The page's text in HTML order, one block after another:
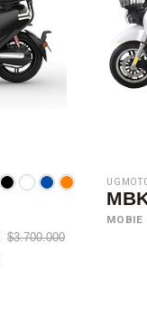
$3.700.000
MOBIE